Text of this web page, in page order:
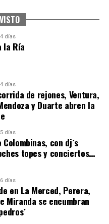
2026
días
la Ría
días
de rejones, Ventura,
y Duarte abren la
días
con dj´s
topes y conciertos…
días
en La Merced, Perera,
Miranda se encumbran